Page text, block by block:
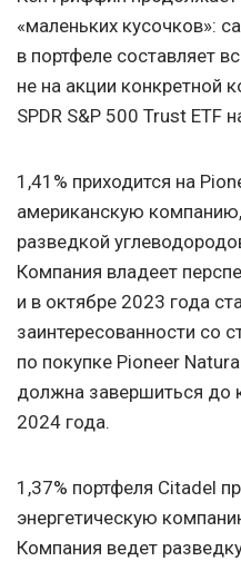
«маленьких кусочков»:
в портфеле составляет
не на акции конкретной
SPDR S&P 500 Trust ETF
1,41% приходится на
американскую
разведкой
Компания владеет
и в октябре 2023 года
заинтересованности со
по покупке Pioneer
должна завершиться до
2024 года.
1,37% портфеля Citadel
энергетическую
Компания ведет